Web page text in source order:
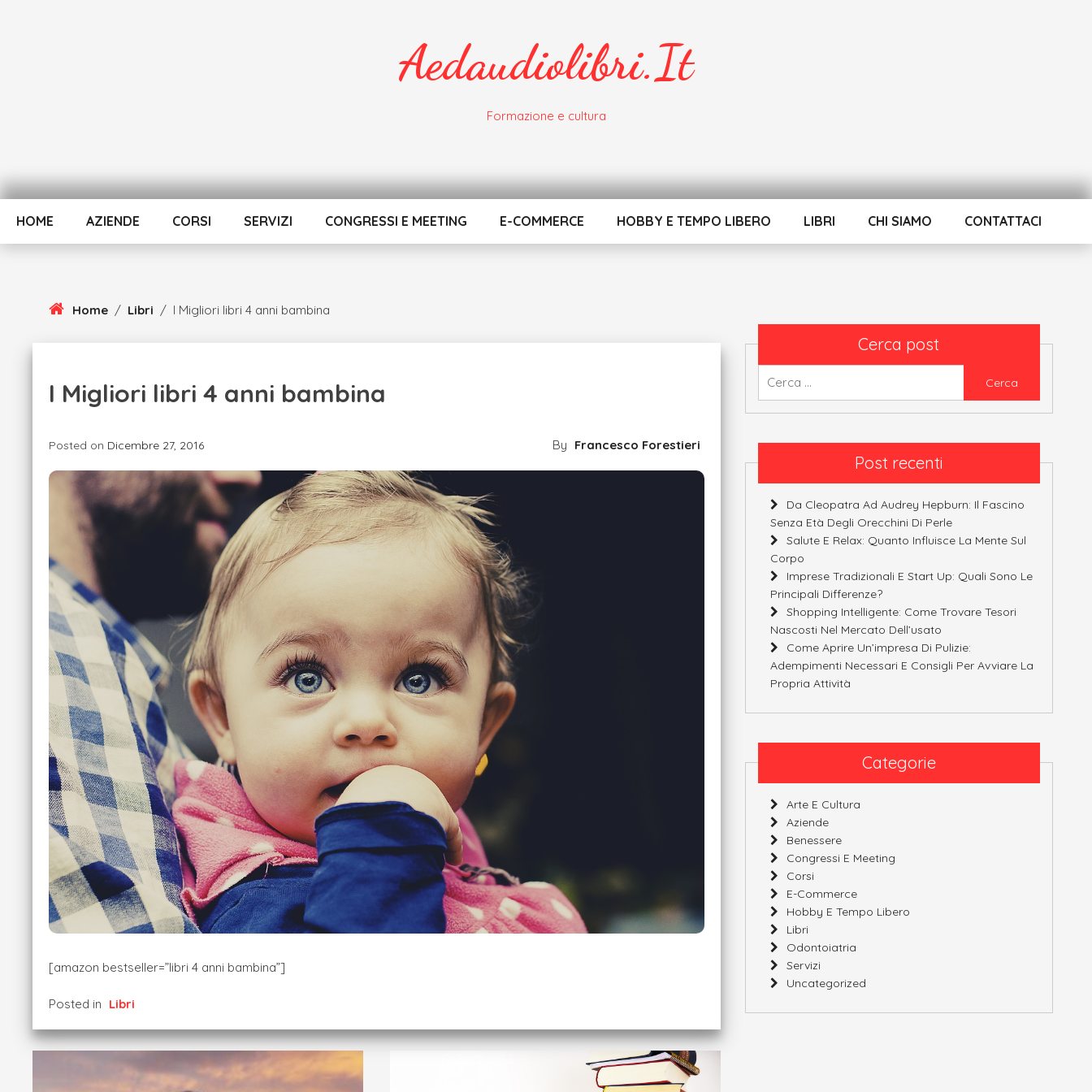
Aedaudiolibri.it
Formazione e cultura
HOME AZIENDE CORSI SERVIZI CONGRESSI E MEETING E-COMMERCE HOBBY E TEMPO LIBERO LIBRI CHI SIAMO CONTATTACI
Home / Libri / I Migliori libri 4 anni bambina
I Migliori libri 4 anni bambina
Posted on Dicembre 27, 2016 By Francesco Forestieri
[amazon bestseller=”libri 4 anni bambina”]
Posted in Libri
Cerca post
Post recenti
Da Cleopatra Ad Audrey Hepburn: Il Fascino
Senza Età Degli Orecchini Di Perle
Salute E Relax: Quanto Influisce La Mente Sul
Corpo
Imprese Tradizionali E Start Up: Quali Sono Le
Principali Differenze?
Shopping Intelligente: Come Trovare Tesori
Nascosti Nel Mercato Dell’usato
Come Aprire Un’impresa Di Pulizie:
Adempimenti Necessari E Consigli Per Avviare La
Propria Attività
Categorie
Arte E Cultura
Aziende
Benessere
Congressi E Meeting
Corsi
E-Commerce
Hobby E Tempo Libero
Libri
Odontoiatria
Servizi
Uncategorized